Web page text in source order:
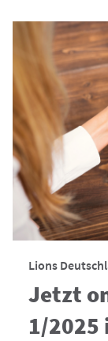
Lions
Jetzt
1/2025